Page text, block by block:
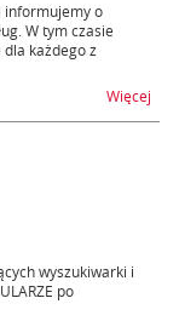
informujemy o
W tym czasie
każdego z
Więcej
wyszukiwarki i
po